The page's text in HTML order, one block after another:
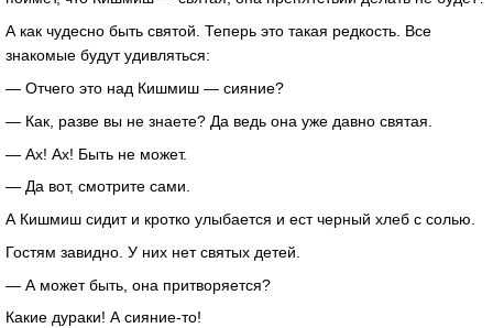
А как чудесно быть святой. Теперь это такая редкость. Все
знакомые будут удивляться:
— Отчего это над Кишмиш — сияние?
— Как, разве вы не знаете? Да ведь она уже давно святая.
— Ах! Ах! Быть не может.
— Да вот, смотрите сами.
А Кишмиш сидит и кротко улыбается и ест черный хлеб с солью.
Гостям завидно. У них нет святых детей.
— А может быть, она притворяется?
Какие дураки! А сияние-то!